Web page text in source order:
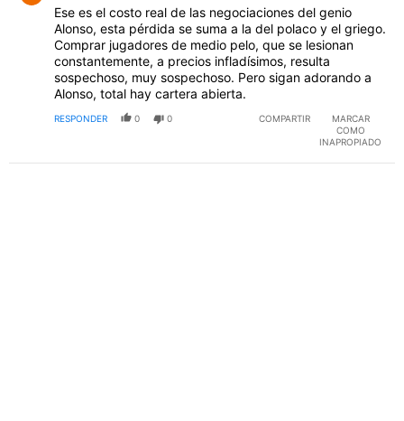
Ese es el costo real de las negociaciones del genio
Alonso, esta pérdida se suma a la del polaco y el griego.
Comprar jugadores de medio pelo, que se lesionan
constantemente, a precios infladísimos, resulta
sospechoso, muy sospechoso. Pero sigan adorando a
Alonso, total hay cartera abierta.
RESPONDER 0 0 COMPARTIR
MARCAR
COMO
INAPROPIADO